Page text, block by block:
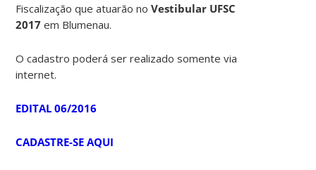
Fiscalização que atuarão noVestibular UFSC
2017em Blumenau.
O cadastro poderá ser realizado somente via
internet.
EDITAL 06/2016
CADASTRE-SE AQUI